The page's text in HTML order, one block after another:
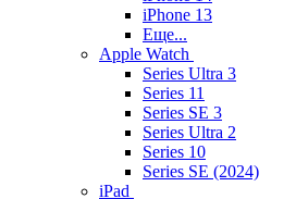
iPhone 13
Еще...
Apple Watch
Series Ultra 3
Series 11
Series SE 3
Series Ultra 2
Series 10
Series SE (2024)
iPad